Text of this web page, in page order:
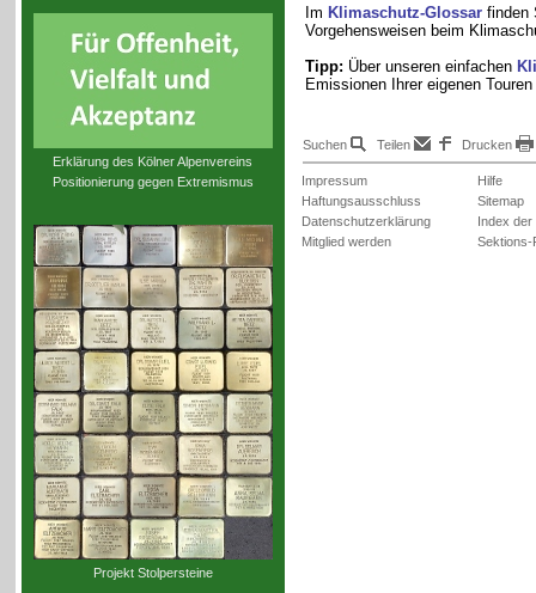
Erklärung des Kölner Alpenvereins
Positionierung gegen Extremismus
Projekt Stolpersteine
Im Klimaschutz-Glossarfinden
Vorgehensweisen beim
Tipp: Über unseren einfachen
Emissionen Ihrer eigenen
Suchen Teilen Drucken
Impressum
Haftungsausschluss
Datenschutzerklärung
Mitglied werden
Hilfe
Sitemap
Index der
Sektions-